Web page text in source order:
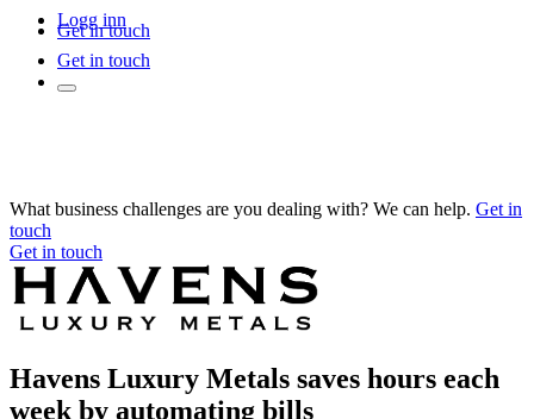
Logg inn
Get in touch
Get in touch
What business challenges are you dealing with? We can help. Get in
touch
Get in touch
Havens Luxury Metals saves hours each
week by automating bills